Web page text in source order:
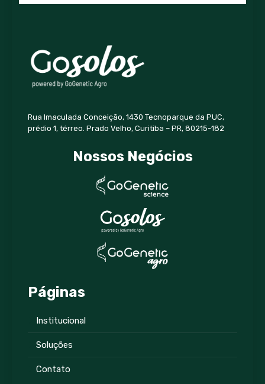
Rua Imaculada Conceição, 1430 Tecnoparque da PUC,
prédio 1, térreo. Prado Velho, Curitiba – PR, 80215-182
Nossos Negócios
Páginas
Institucional
Soluções
Contato